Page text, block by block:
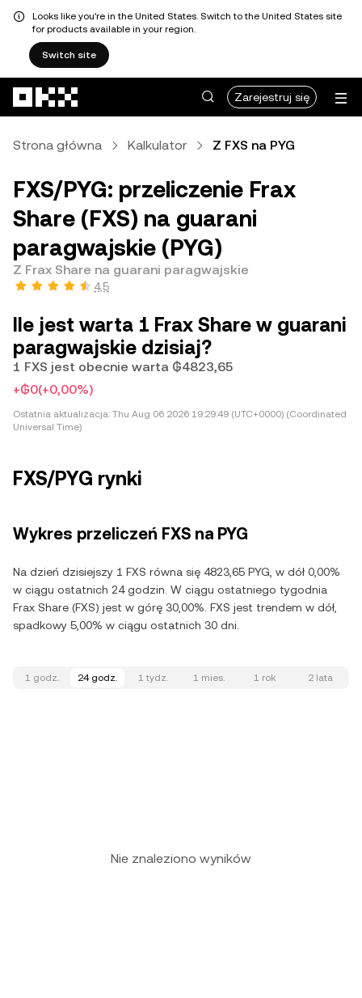
Looks like you're in the United States. Switch to the United States site
for products available in your region.
Switch site
Zarejestruj się
Strona główna Kalkulator Z FXS na PYG
FXS/PYG: przeliczenie Frax
Share (FXS) na guarani
paragwajskie (PYG)
Z Frax Share na guarani paragwajskie
4,5
Ile jest warta 1 Frax Share w guarani
paragwajskie dzisiaj?
1 FXS jest obecnie warta ₲4823,65
+₲0(+0,00%)
Ostatnia aktualizacja: Thu Aug 06 2026 19:29:49 (UTC+0000) (Coordinated
Universal Time)
FXS/PYG rynki
Wykres przeliczeń FXS na PYG
Na dzień dzisiejszy 1 FXS równa się 4823,65 PYG, w dół 0,00%
w ciągu ostatnich 24 godzin. W ciągu ostatniego tygodnia
Frax Share (FXS) jest w górę 30,00%. FXS jest trendem w dół,
spadkowy 5,00% w ciągu ostatnich 30 dni.
1 godz. 24 godz. 1 tydz. 1 mies. 1 rok 2 lata
Nie znaleziono wyników